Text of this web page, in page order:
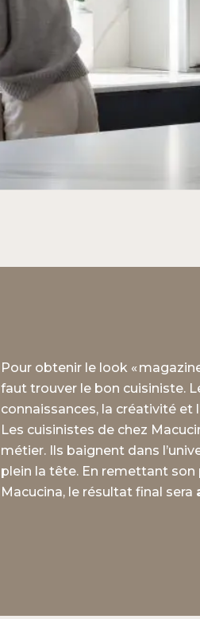
Pour obtenir le look «
faut trouver le bon cuisiniste.
connaissances, la créativité et
Les cuisinistes de chez
métier. Ils baignent dans
plein la tête. En remettant son
Macucina, le résultat final sera